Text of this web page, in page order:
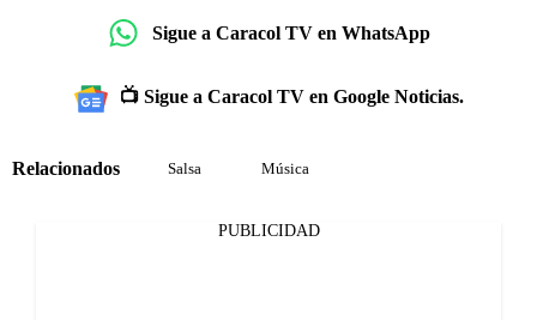
Sigue a Caracol TV en WhatsApp
📺 Sigue a Caracol TV en Google Noticias.
Relacionados Salsa Música
PUBLICIDAD